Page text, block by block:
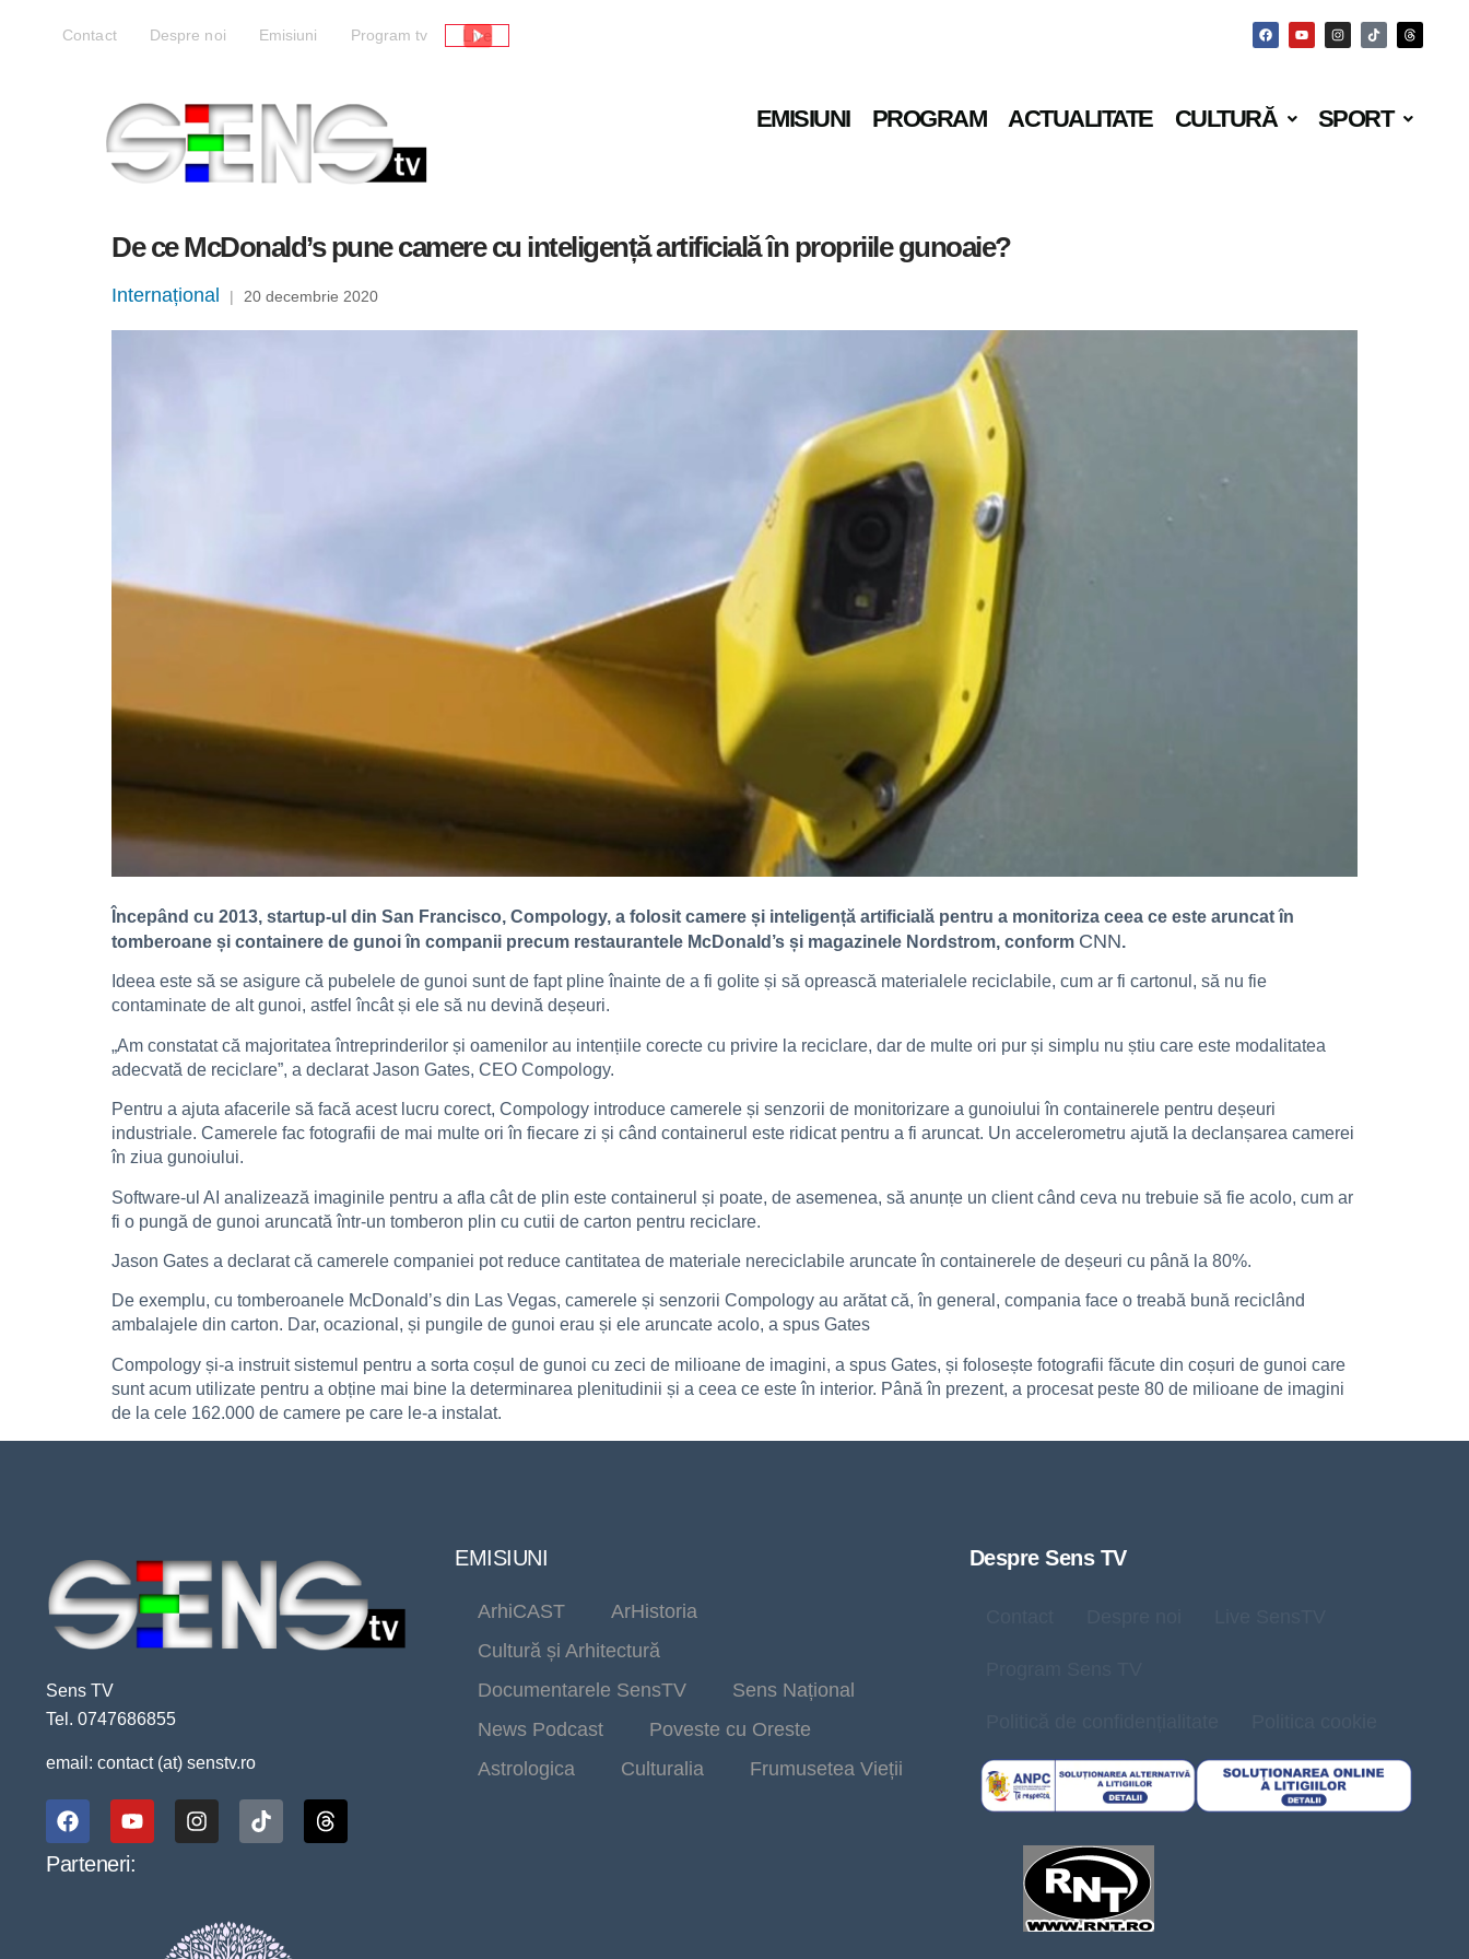
Contact Despre noi Emisiuni Program tv Live
EMISIUNI PROGRAM ACTUALITATE CULTURĂ SPORT
De ce McDonald’s pune camere cu inteligență artificială în propriile gunoaie?
Internațional | 20 decembrie 2020
Începând cu 2013, startup-ul din San Francisco, Compology, a folosit camere și inteligență artificială pentru a monitoriza ceea ce este aruncat în
tomberoane și containere de gunoi în companii precum restaurantele McDonald’s și magazinele Nordstrom, conform CNN.
Ideea este să se asigure că pubelele de gunoi sunt de fapt pline înainte de a fi golite și să oprească materialele reciclabile, cum ar fi cartonul, să nu fie
contaminate de alt gunoi, astfel încât și ele să nu devină deșeuri.
„Am constatat că majoritatea întreprinderilor și oamenilor au intențiile corecte cu privire la reciclare, dar de multe ori pur și simplu nu știu care este modalitatea
adecvată de reciclare”, a declarat Jason Gates, CEO Compology.
Pentru a ajuta afacerile să facă acest lucru corect, Compology introduce camerele și senzorii de monitorizare a gunoiului în containerele pentru deșeuri
industriale. Camerele fac fotografii de mai multe ori în fiecare zi și când containerul este ridicat pentru a fi aruncat. Un accelerometru ajută la declanșarea camerei
în ziua gunoiului.
Software-ul AI analizează imaginile pentru a afla cât de plin este containerul și poate, de asemenea, să anunțe un client când ceva nu trebuie să fie acolo, cum ar
fi o pungă de gunoi aruncată într-un tomberon plin cu cutii de carton pentru reciclare.
Jason Gates a declarat că camerele companiei pot reduce cantitatea de materiale nereciclabile aruncate în containerele de deșeuri cu până la 80%.
De exemplu, cu tomberoanele McDonald’s din Las Vegas, camerele și senzorii Compology au arătat că, în general, compania face o treabă bună reciclând
ambalajele din carton. Dar, ocazional, și pungile de gunoi erau și ele aruncate acolo, a spus Gates
Compology și-a instruit sistemul pentru a sorta coșul de gunoi cu zeci de milioane de imagini, a spus Gates, și folosește fotografii făcute din coșuri de gunoi care
sunt acum utilizate pentru a obține mai bine la determinarea plenitudinii și a ceea ce este în interior. Până în prezent, a procesat peste 80 de milioane de imagini
de la cele 162.000 de camere pe care le-a instalat.
Sens TV
Tel. 0747686855
email: contact (at) senstv.ro
Parteneri:
EMISIUNI
ArhiCAST
ArHistoria
Cultură și Arhitectură
Documentarele SensTV
Sens Național
News Podcast
Poveste cu Oreste
Astrologica
Culturalia Frumusetea Vieții
Despre Sens TV